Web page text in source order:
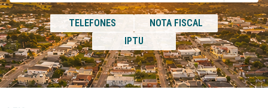
TELEFONES
NOTA FISCAL
IPTU